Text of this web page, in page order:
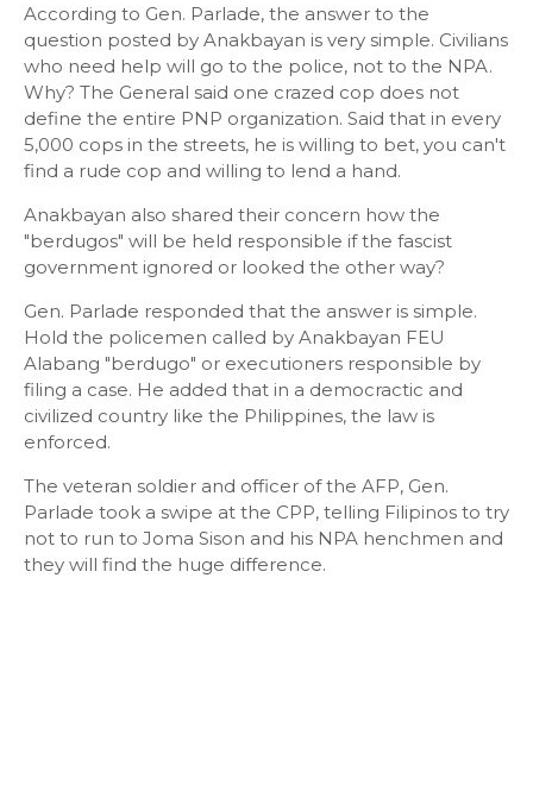
According to Gen. Parlade, the answer to the
question posted by Anakbayan is very simple. Civilians
who need help will go to the police, not to the NPA.
Why? The General said one crazed cop does not
define the entire PNP organization. Said that in every
5,000 cops in the streets, he is willing to bet, you can't
find a rude cop and willing to lend a hand.
Anakbayan also shared their concern how the
"berdugos" will be held responsible if the fascist
government ignored or looked the other way?
Gen. Parlade responded that the answer is simple.
Hold the policemen called by Anakbayan FEU
Alabang "berdugo" or executioners responsible by
filing a case. He added that in a democractic and
civilized country like the Philippines, the law is
enforced.
The veteran soldier and officer of the AFP, Gen.
Parlade took a swipe at the CPP, telling Filipinos to try
not to run to Joma Sison and his NPA henchmen and
they will find the huge difference.